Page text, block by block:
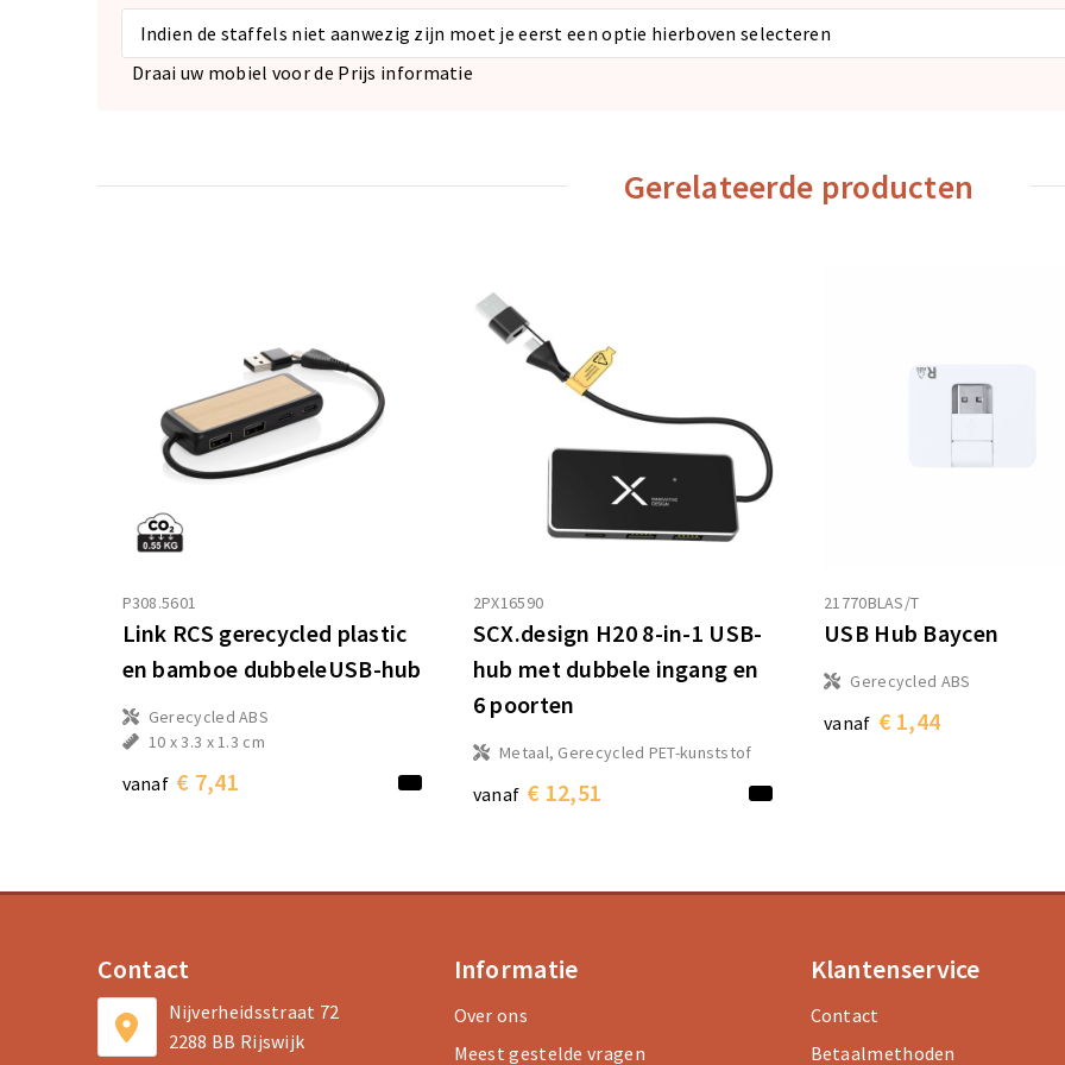
Indien de staffels niet aanwezig zijn moet je eerst een optie hierboven selecteren
Draai uw mobiel voor de Prijs informatie
Gerelateerde producten
P308.5601
Link RCS gerecycled plastic
en bamboe dubbeleUSB-hub
Gerecycled ABS
10 x 3.3 x 1.3 cm
vanaf € 7,41
2PX16590
SCX.design H20 8-in-1 USB-
hub met dubbele ingang en
6 poorten
Metaal, Gerecycled PET-kunststof
vanaf € 12,51
21770BLAS/T
USB Hub Baycen
Gerecycled ABS
vanaf € 1,44
Contact
Nijverheidsstraat 72
2288 BB Rijswijk
Informatie
Over ons
Meest gestelde vragen
Klantenservice
Contact
Betaalmethoden